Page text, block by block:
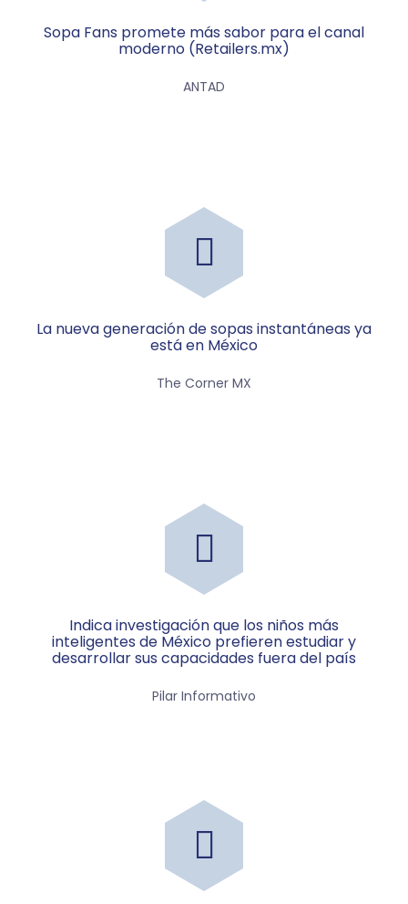
Sopa Fans promete más sabor para el canal
moderno (Retailers.mx)
ANTAD
La nueva generación de sopas instantáneas ya
está en México
The Corner MX
Indica investigación que los niños más
inteligentes de México prefieren estudiar y
desarrollar sus capacidades fuera del país
Pilar Informativo